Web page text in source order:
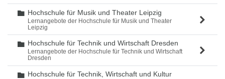
Ordner
Hochschule für Musik und Theater Leipzig
Lernangebote der Hochschule für Musik und Theater
Leipzig
Ordner
Hochschule für Technik und Wirtschaft Dresden
Lernangebote der Hochschule für Technik und Wirtschaft
Dresden
Ordner
Hochschule für Technik, Wirtschaft und Kultur